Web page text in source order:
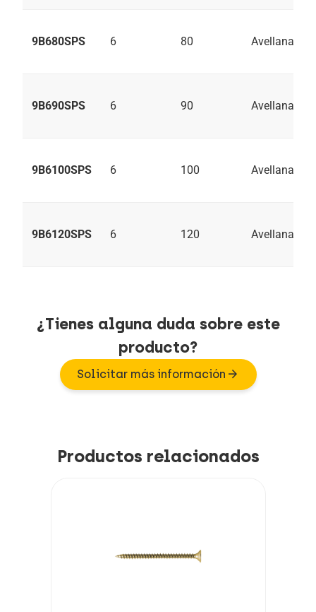
9B680SPS 6 80 Avellanado
9B690SPS 6 90 Avellanado
9B6100SPS 6 100 Avellanado
9B6120SPS 6 120 Avellanado
¿Tienes alguna duda sobre este
producto?
Solicitar más información arrow_forward
Productos relacionados